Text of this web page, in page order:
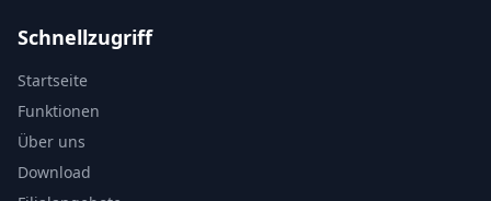
Schnellzugriff
Startseite
Funktionen
Über uns
Download